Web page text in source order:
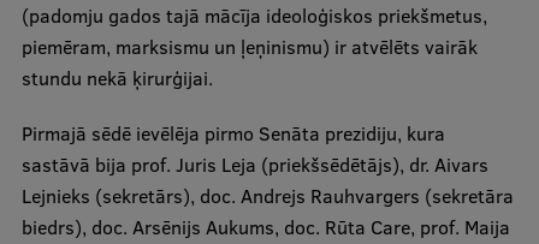
Studiju norises vietas
Fakultātes
Mūsu cilvēki
Stratēģija
Struktūra
(padomju gados tajā mācīja ideoloģiskos priekšmetus,
piemēram, marksismu un ļeņinismu) ir atvēlēts vairāk
stundu nekā ķirurģijai.
Pirmajā sēdē ievēlēja pirmo Senāta prezidiju, kura
sastāvā bija prof. Juris Leja (priekšsēdētājs), dr. Aivars
Lejnieks (sekretārs), doc. Andrejs Rauhvargers (sekretāra
biedrs), doc. Arsēnijs Aukums, doc. Rūta Care, prof. Maija